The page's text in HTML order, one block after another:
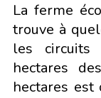
La ferme
trouve à
les circuits
hectares
hectares est